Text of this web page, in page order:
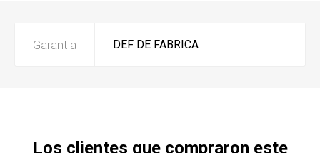
Garantia DEF DE FABRICA
Los clientes que compraron este